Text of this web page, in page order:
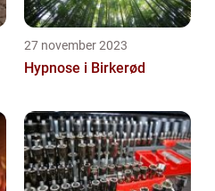
27 november 2023
Hypnose i Birkerød